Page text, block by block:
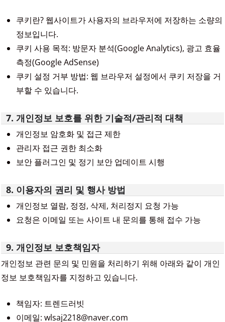
쿠키란? 웹사이트가 사용자의 브라우저에 저장하는 소량의
정보입니다.
쿠키 사용 목적: 방문자 분석(Google Analytics), 광고 효율
측정(Google AdSense)
쿠키 설정 거부 방법: 웹 브라우저 설정에서 쿠키 저장을 거
부할 수 있습니다.
7. 개인정보 보호를 위한 기술적/관리적 대책
개인정보 암호화 및 접근 제한
관리자 접근 권한 최소화
보안 플러그인 및 정기 보안 업데이트 시행
8. 이용자의 권리 및 행사 방법
개인정보 열람, 정정, 삭제, 처리정지 요청 가능
요청은 이메일 또는 사이트 내 문의를 통해 접수 가능
9. 개인정보 보호책임자
개인정보 관련 문의 및 민원을 처리하기 위해 아래와 같이 개인
정보 보호책임자를 지정하고 있습니다.
책임자: 트렌드러빗
이메일: wlsaj2218@naver.com